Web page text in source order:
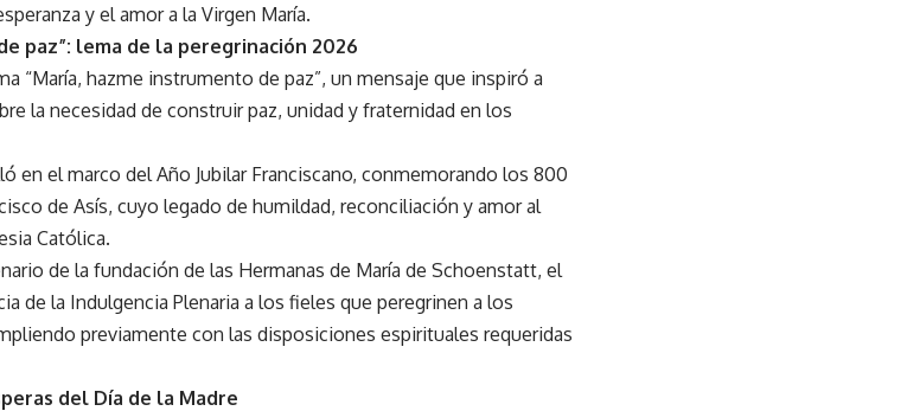
y el amor a la Virgen María.
paz”: lema de la peregrinación 2026
“María, hazme instrumento de paz”, un mensaje que inspiró a
la necesidad de construir paz, unidad y fraternidad en los
en el marco del Año Jubilar Franciscano, conmemorando los 800
de Asís, cuyo legado de humildad, reconciliación y amor al
Católica.
de la fundación de las Hermanas de María de Schoenstatt, el
de la Indulgencia Plenaria a los fieles que peregrinen a los
previamente con las disposiciones espirituales requeridas
del Día de la Madre